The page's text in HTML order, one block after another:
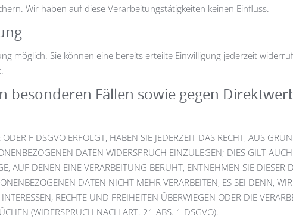
Wir haben auf diese Verarbeitungstätigkeiten keinen Einfluss.
möglich. Sie können eine bereits erteilte Einwilligung jederzeit
Fällen sowie gegen
F DSGVO ERFOLGT, HABEN SIE JEDERZEIT DAS RECHT, AUS
DATEN WIDERSPRUCH EINZULEGEN; DIES GILT
AUF DENEN EINE VERARBEITUNG BERUHT, ENTNEHMEN SIE DIESER
DATEN NICHT MEHR VERARBEITEN, ES SEI DENN,
RECHTE UND FREIHEITEN ÜBERWIEGEN ODER DIE
(WIDERSPRUCH NACH ART. 21 ABS. 1 DSGVO).